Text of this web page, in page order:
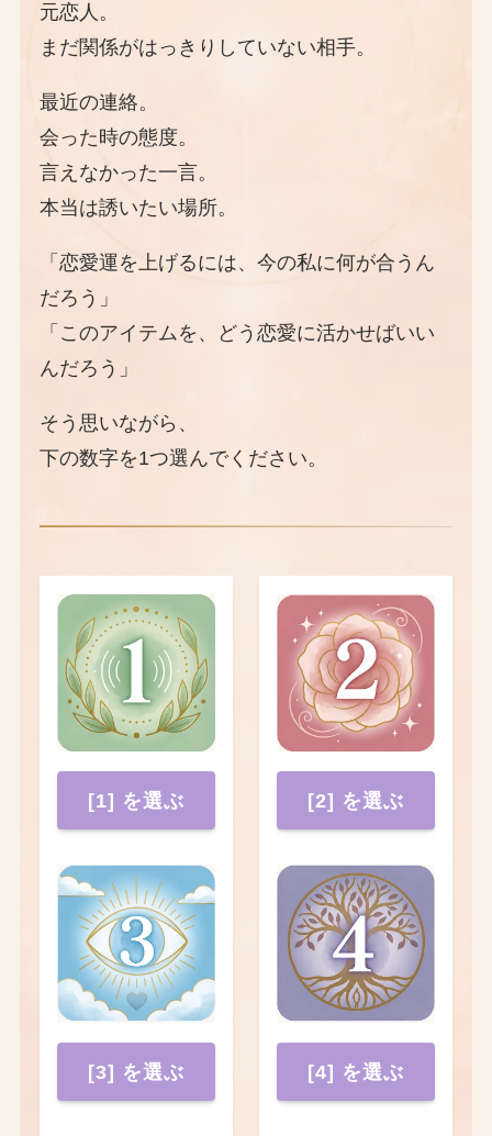
元恋人。
まだ関係がはっきりしていない相手。
最近の連絡。
会った時の態度。
言えなかった一言。
本当は誘いたい場所。
「恋愛運を上げるには、今の私に何が合うん
だろう」
「このアイテムを、どう恋愛に活かせばいい
んだろう」
そう思いながら、
下の数字を1つ選んでください。
[1] を選ぶ [2] を選ぶ
[3] を選ぶ [4] を選ぶ